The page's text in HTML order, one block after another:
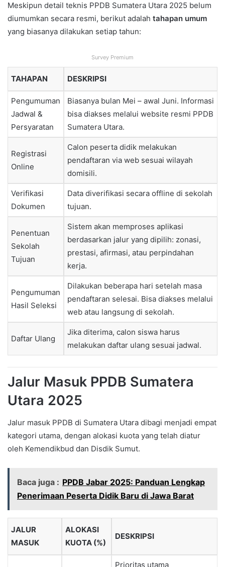
Meskipun detail teknis PPDB Sumatera Utara 2025 belum
diumumkan secara resmi, berikut adalah tahapan umum
yang biasanya dilakukan setiap tahun:
Survey Premium
TAHAPAN DESKRIPSI
Pengumuman
Jadwal &
Persyaratan
Biasanya bulan Mei – awal Juni. Informasi
bisa diakses melalui website resmi PPDB
Sumatera Utara.
Registrasi
Online
Calon peserta didik melakukan
pendaftaran via web sesuai wilayah
domisili.
Verifikasi
Dokumen
Data diverifikasi secara offline di sekolah
tujuan.
Penentuan
Sekolah
Tujuan
Sistem akan memproses aplikasi
berdasarkan jalur yang dipilih: zonasi,
prestasi, afirmasi, atau perpindahan
kerja.
Pengumuman
Hasil Seleksi
Dilakukan beberapa hari setelah masa
pendaftaran selesai. Bisa diakses melalui
web atau langsung di sekolah.
Daftar Ulang
Jika diterima, calon siswa harus
melakukan daftar ulang sesuai jadwal.
Jalur Masuk PPDB Sumatera
Utara 2025
Jalur masuk PPDB di Sumatera Utara dibagi menjadi empat
kategori utama, dengan alokasi kuota yang telah diatur
oleh Kemendikbud dan Disdik Sumut.
Baca juga : PPDB Jabar 2025: Panduan Lengkap
Penerimaan Peserta Didik Baru di Jawa Barat
JALUR
MASUK
ALOKASI
KUOTA (%)
DESKRIPSI
Prioritas utama